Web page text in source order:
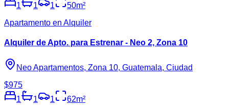
1
1 1 50m²
Apartamento en Alquiler
Alquiler de Apto. para Estrenar - Neo 2, Zona 10
Neo Apartamentos, Zona 10, Guatemala, Ciudad
$975
1
1 1 62m²